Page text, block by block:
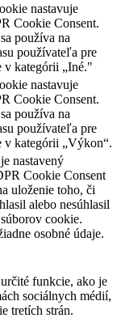
nastavuje
Cookie Consent.
používa na
používateľa pre
v kategórii „Iné."
nastavuje
Cookie Consent.
používa na
používateľa pre
v kategórii „Výkon“.
nastavený
Cookie Consent
uloženie toho, či
alebo nesúhlasil
cookie.
osobné údaje.
funkcie, ako je
sociálnych médií,
tretích strán.